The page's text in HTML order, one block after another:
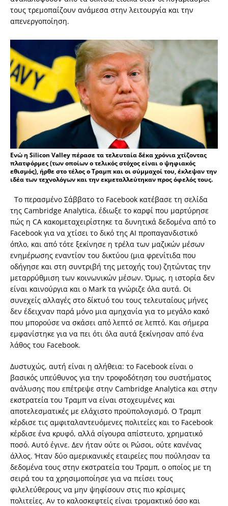
τους τρεμοπαίζουν ανάμεσα στην λειτουργία και την
απενεργοποίηση.
Ενώ η Silicon Valley πέρασε τα τελευταία δέκα χρόνια χτίζοντας
πλατφόρμες (των οποίων ο τελικός στόχος είναι ο ψηφιακός
εθισμός), ήρθε στο τέλος ο Τραμπ και οι σύμμαχοί του, έκλεψαν την
ιδέα των τεχνολόγων και την εκμεταλλεύτηκαν προς όφελός τους.
Το περασμένο Σάββατο το Facebook κατέβασε τη σελίδα
της Cambridge Analytica, έδιωξε το καρφί που μαρτύρησε
πώς η CA κακομεταχειρίστηκε τα δυνητικά δεδομένα από το
Facebook για να χτίσει το δικό της ΑΙ προπαγανδιστικό
όπλο, και από τότε ξεκίνησε η τρέλα των μαζικών μέσων
ενημέρωσης εναντίον του δικτύου (μια φρενίτιδα που
οδήγησε και στη συντριβή της μετοχής του) ζητώντας την
μεταρρύθμιση των κοινωνικών μέσων. Όμως, η ιστορία δεν
είναι καινούργια και ο Mark τα γνώριζε όλα αυτά. Οι
συνεχείς αλλαγές στο δίκτυό του τους τελευταίους μήνες
δεν έδειχναν παρά μόνο μια αμηχανία για το μεγάλο κακό
που μπορούσε να σκάσει από λεπτό σε λεπτό. Και σήμερα
εμφανίστηκε για να πει ότι όλα αυτά ξεκίνησαν από ένα
λάθος του Facebook.
Δυστυχώς, αυτή είναι η αλήθεια: το Facebook είναι ο
βασικός υπεύθυνος για την τροφοδότηση του συστήματος
ανάλυσης που επέτρεψε στην Cambridge Analytica και στην
εκστρατεία του Τραμπ να είναι στοχευμένες και
αποτελεσματικές με ελάχιστο προϋπολογισμό. Ο Τραμπ
κέρδισε τις αμφιταλαντευόμενες πολιτείες και το Facebook
κέρδισε ένα κρυφό, αλλά σίγουρα απίστευτο, χρηματικό
ποσό. Αυτό έγινε. Δεν ήταν ούτε οι Ρώσοι, ούτε κανένας
άλλος. Ήταν δύο αμερικανικές εταιρείες που πούλησαν τα
δεδομένα τους στην εκστρατεία του Τραμπ, ο οποίος με τη
σειρά του τα χρησιμοποίησε για να πείσει τους
φιλελεύθερους να μην ψηφίσουν στις πιο κρίσιμες
πολιτείες. Αν το καλοσκεφτείς είναι τρομακτικό όσο και